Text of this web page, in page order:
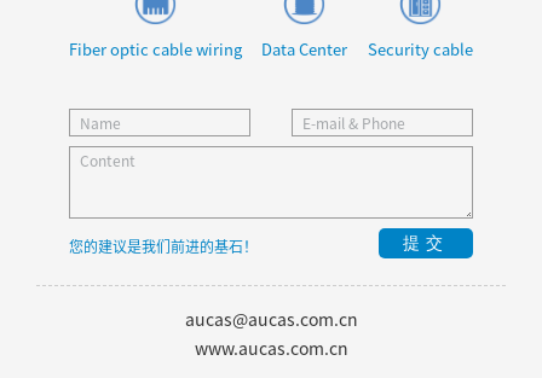
Fiber optic cable wiring Data Center Security cable
您的建议是我们前进的基石！ 提交
aucas@aucas.com.cn
www.aucas.com.cn